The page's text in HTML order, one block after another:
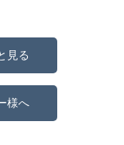
見る
様へ